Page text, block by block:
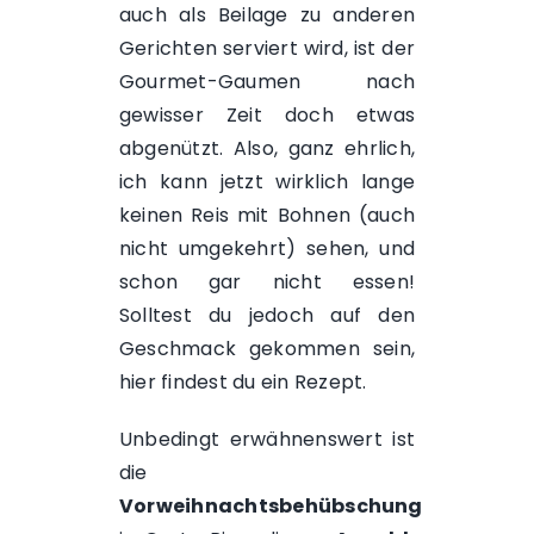
auch als Beilage zu anderen
Gerichten serviert wird, ist der
Gourmet-Gaumen nach
gewisser Zeit doch etwas
abgenützt. Also, ganz ehrlich,
ich kann jetzt wirklich lange
keinen Reis mit Bohnen (auch
nicht umgekehrt) sehen, und
schon gar nicht essen!
Solltest du jedoch auf den
Geschmack gekommen sein,
hier findest du ein Rezept.
Unbedingt erwähnenswert ist
die
Vorweihnachtsbehübschung